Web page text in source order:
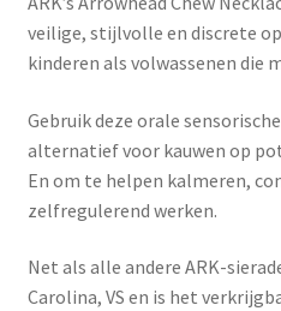
veilige, stijlvolle en discrete
kinderen als volwassenen die
Gebruik deze orale
alternatief voor kauwen op
En om te helpen kalmeren,
zelfregulerend werken.
Net als alle andere ARK-
Carolina, VS en is het